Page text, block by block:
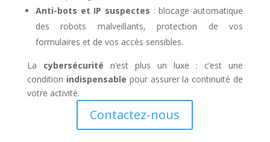
Anti-bots et IP suspectes : blocage automatique
des robots malveillants, protection de vos
formulaires et de vos accès sensibles.
La cybersécurité n’est plus un luxe : c’est une
condition indispensable pour assurer la continuité de
votre activité.
Contactez-nous